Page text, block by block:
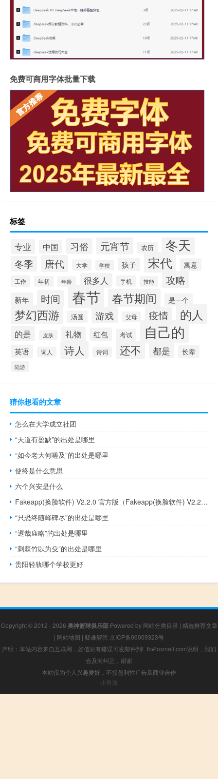
免费可商用字体批量下载
标签
专业 中国 习俗 元宵节 农历 冬天
冬季 唐代 大学 学校 孩子 宋代 寓意
工作 年初 年龄 很多人 手机 技能 攻略
新年 时间 春节 春节期间 是一个
梦幻西游 汤圆 游戏 父母 疫情 的人
的是 皮肤 礼物 红包 考试 自己的
英语 词人 诗人 诗词 还不 都是 长辈
陆游
猜你想看的文章
怎么在大学成立社团
“天道有盈缺”的出处是哪里
“如今老大何嗟及”的出处是哪里
使终是什么意思
六个兴安是什么
Fakeapp(换脸软件) V2.2.0 官方版（Fakeapp(换脸软件) V2.2.0 官方版功能简介）
“只恐终随峄碑尽”的出处是哪里
“遐哉庙略”的出处是哪里
“刺棘竹以为殳”的出处是哪里
贵阳轻轨哪个学校更好
Copyright © 2012 - 2026 奥神篮球俱乐部Powered by 网站分类目录 | 精选推荐文章
| 网站地图 | 疑难解答 京ICP备06009323号
声明：本站内容来自互联网，如信息有错误可发邮件到f_fb#foxmail.com说明，我们
会及时纠正，谢谢
本站仅为个人兴趣爱好，不接盈利性广告及商业合作
小男孩